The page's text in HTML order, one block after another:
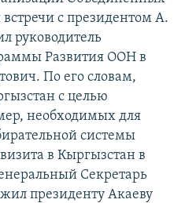
с президентом А.
руководитель
Развития ООН в
По его словам,
с целью
необходимых для
системы
в Кыргызстан в
Секретарь
президенту Акаеву